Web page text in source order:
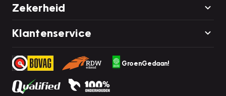
Zekerheid
Klantenservice
GroenGedaan!